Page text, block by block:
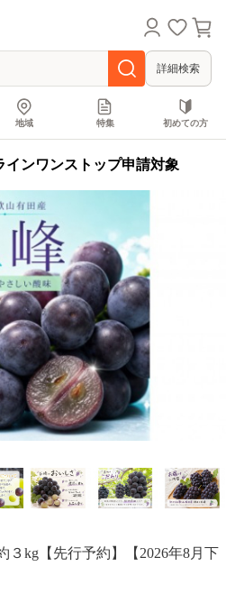
詳細検索
地域 特集 初めての方
インワンストップ申請対象
３kg【先行予約】【2026年8月下